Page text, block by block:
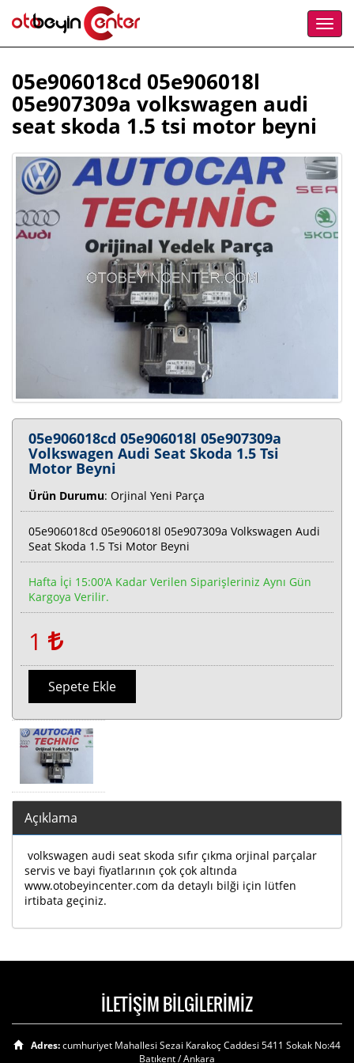
05e906018cd 05e906018l
05e907309a volkswagen audi
seat skoda 1.5 tsi motor beyni
05e906018cd 05e906018l 05e907309a
Volkswagen Audi Seat Skoda 1.5 Tsi
Motor Beyni
Ürün Durumu: Orjinal Yeni Parça
05e906018cd 05e906018l 05e907309a Volkswagen Audi
Seat Skoda 1.5 Tsi Motor Beyni
Hafta İçi 15:00'a Kadar Verilen Siparişleriniz Aynı Gün
Kargoya Verilir.
1
Sepete Ekle
Açıklama
volkswagen audi seat skoda sıfır çıkma orjinal parçalar
servis ve bayi fiyatlarının çok çok altında
www.otobeyincenter.com da detaylı bilği için lütfen
irtibata geçiniz.
İLETİŞİM BİLGİLERİMİZ
Adres:cumhuriyet Mahallesi Sezai Karakoç Caddesi 5411 Sokak No:44
Batıkent / Ankara